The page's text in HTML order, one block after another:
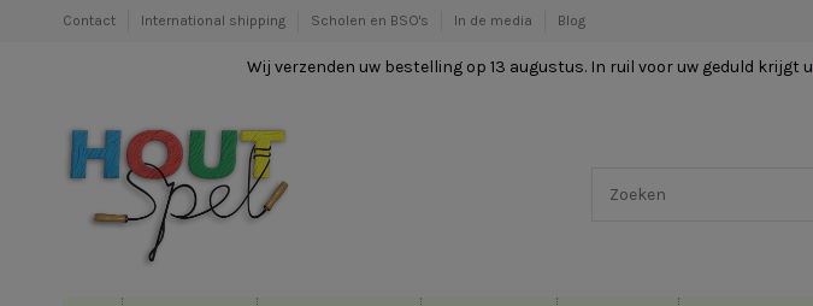
Contact International shipping Scholen en BSO's In de media Blog
Wij verzenden uw bestelling op 13 augustus. In ruil voor uw geduld krijgt u